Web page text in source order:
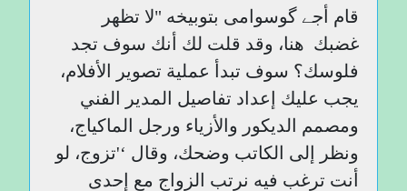
قام أجے گوسوامی بتوبيخه "لا تظهر
غضبك هنا، وقد قلت لك أنك سوف تجد
فلوسك؟ سوف تبدأ عملية تصوير الأفلام،
يجب عليك إعداد تفاصيل المدير الفني
ومصمم الديكور والأزياء ورجل الماكياج،
ونظر إلى الكاتب وضحك، وقال ‘'تزوج، لو
أنت ترغب فيه نرتب الزواج مع إحدى